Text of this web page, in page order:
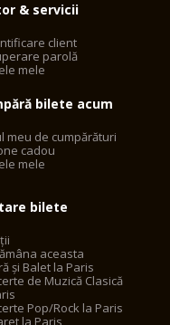
& servicii
client
parolă
mele
bilete acum
meu de cumpărături
cadou
mele
bilete
aceasta
și Balet la Paris
de Muzică Clasică
Pop/Rock la Paris
la Paris